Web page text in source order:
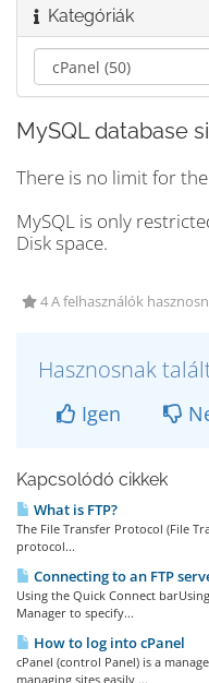
Kategóriák
MySQL database
There is no limit for
MySQL is only
Disk space.
4 A felhasználók
Hasznosnak
Igen
Kapcsolódó cikkek
What is FTP?
The File Transfer Protocol (File
protocol...
Connecting to an FTP
Using the Quick Connect
Manager to specify...
How to log into cPanel
cPanel (control Panel) is a
managing sites easily,...